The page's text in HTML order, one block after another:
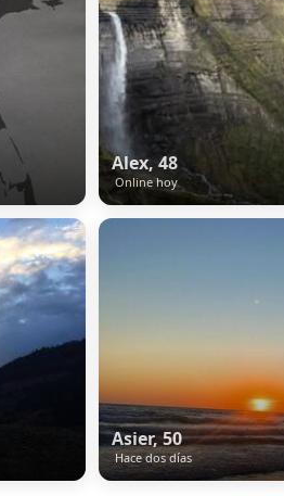
Alex, 48
Online hoy
Asier, 50
Hace dos días